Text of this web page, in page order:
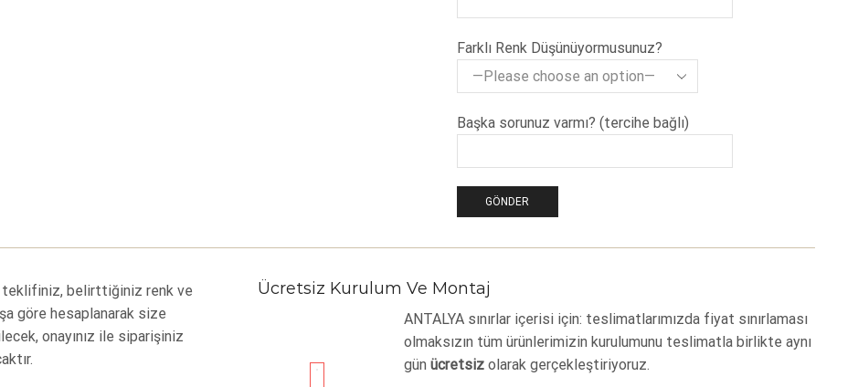
Farklı Renk Düşünüyormusunuz?
Başka sorunuz varmı? (tercihe bağlı)
teklifiniz, belirttiğiniz renk ve
göre hesaplanarak size
onayınız ile siparişiniz
Ücretsiz Kurulum Ve Montaj
ANTALYA sınırlar içerisi için: teslimatlarımızda fiyat sınırlaması
olmaksızın tüm ürünlerimizin kurulumunu teslimatla birlikte aynı
gün ücretsiz olarak gerçekleştiriyoruz.